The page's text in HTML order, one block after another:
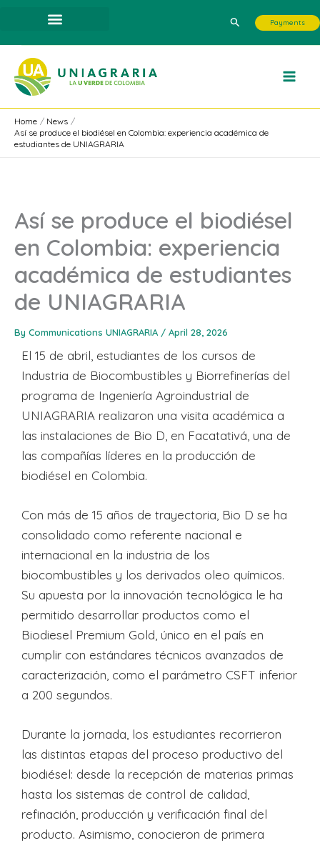
content
Search Payments
Home
News
Así se produce el biodiésel en Colombia: experiencia académica de
estudiantes de UNIAGRARIA
Así se produce el biodiésel
en Colombia: experiencia
académica de estudiantes
de UNIAGRARIA
By Communications UNIAGRARIA / April 28, 2026
El 15 de abril, estudiantes de los cursos de
Industria de Biocombustibles y Biorrefinerías del
programa de Ingeniería Agroindustrial de
UNIAGRARIA realizaron una visita académica a
las instalaciones de Bio D, en Facatativá, una de
las compañías líderes en la producción de
biodiésel en Colombia.
Con más de 15 años de trayectoria, Bio D se ha
consolidado como referente nacional e
internacional en la industria de los
biocombustibles y los derivados oleo químicos.
Su apuesta por la innovación tecnológica le ha
permitido desarrollar productos como el
Biodiesel Premium Gold, único en el país en
cumplir con estándares técnicos avanzados de
caracterización, como el parámetro CSFT inferior
a 200 segundos.
Durante la jornada, los estudiantes recorrieron
las distintas etapas del proceso productivo del
biodiésel: desde la recepción de materias primas
hasta los sistemas de control de calidad,
refinación, producción y verificación final del
producto. Asimismo, conocieron de primera